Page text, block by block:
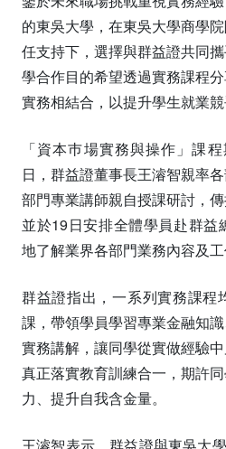
的東吳大學，在東吳大學商學
任支持下，選擇與群益證共同
學合作目的希望透過實務課程
實務相結合，以提升學生就業競
「資本巿場實務與操作」課
日，群益證董事長王濬智親率
部門專業講師親自授課研討，
並於19日安排全體學員赴群
地了解業界各部門業務內容及工
群益證指出，一系列實務課程
課，帶領學員學習專業金融知識
實務講解，讓同學從實做經驗
真正落實教育訓練合一，期許
力、提升自我含金量。